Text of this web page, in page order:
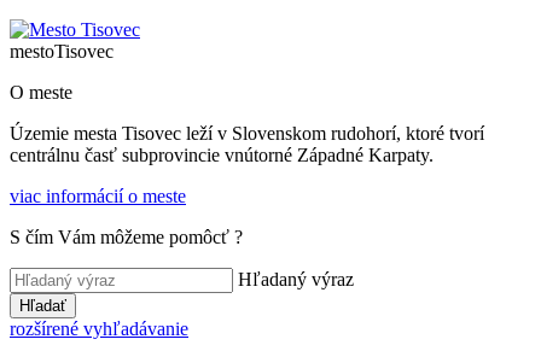
mestoTisovec
O meste
Územie mesta Tisovec leží v Slovenskom rudohorí, ktoré tvorí
centrálnu časť subprovincie vnútorné Západné Karpaty.
viac informácií o meste
S čím Vám môžeme pomôcť ?
Hľadaný výraz
Hľadať
rozšírené vyhľadávanie